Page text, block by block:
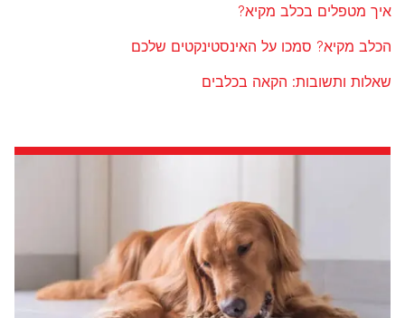
איך מטפלים בכלב מקיא?
הכלב מקיא? סמכו על האינסטינקטים שלכם
שאלות ותשובות: הקאה בכלבים